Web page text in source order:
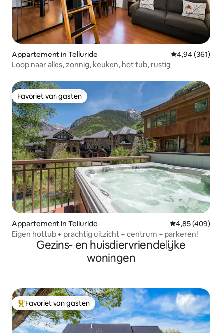
Appartement in Telluride Gemiddelde
4,94 (361)
Loop naar alles, zonnig, keuken, hot tub, rustig
Favoriet van gasten
Favoriet van gasten
Appartement in Telluride Gemiddelde
4,85 (409)
Eigen hottub + prachtig uitzicht + centrum + parkeren!
Gezins- en huisdiervriendelijke
woningen
Topfavoriet van gasten
Favoriet van gasten